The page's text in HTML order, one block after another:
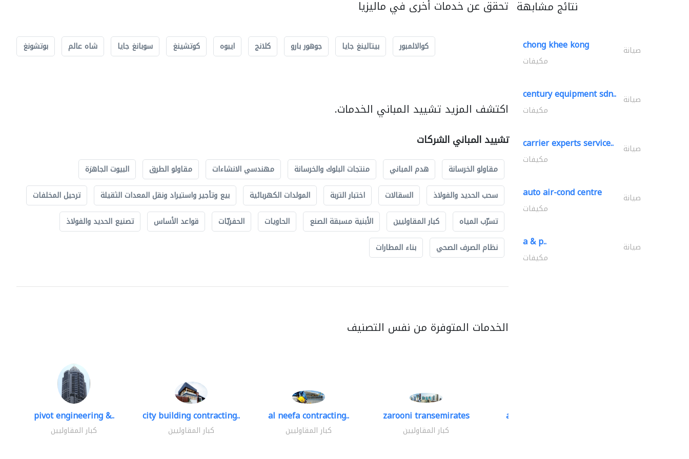
تحقق عن خدمات أخرى في ماليزيا
كوالالمبور بيتالينغ جايا جوهور بارو كلانج ايبوه كوتشينغ سوبانغ جايا شاه عالم بوتشونغ
اكتشف المزيد تشييد المباني الخدمات.
تشييد المباني الشركات
مقاولو الخرسانة هدم المباني منتجات البلوك والخرسانة مهندسي الانشاءات مقاولو الطرق
البيوت الجاهزة
سحب الحديد والفولاذ
السقالات اختبار التربة المولدات الكهربائية بيع وتأجير واستيراد ونقل المعدات الثقيلة
ترحيل المخلفات
تسرّب المياه
كبار المقاوليين الأبنية مسبقة الصنع الحاويات الحفريّات قواعد الأساس
تصنيع الحديد والفولاذ
نظام الصرف الصحي
بناء المطارات
الخدمات المتوفرة من نفس التصنيف
pivot engineering &..
كبار المقاوليين
city building contracting..
كبار المقاوليين
al neefa contracting..
كبار المقاوليين
zarooni transemirates
كبار المقاوليين
accurate bldh cont..
نتائج مشابهة
chong khee kong صيانة
مكيفات
century equipment sdn.. صيانة
مكيفات
carrier experts service.. صيانة
مكيفات
auto air-cond centre صيانة
مكيفات
a & p.. صيانة
مكيفات